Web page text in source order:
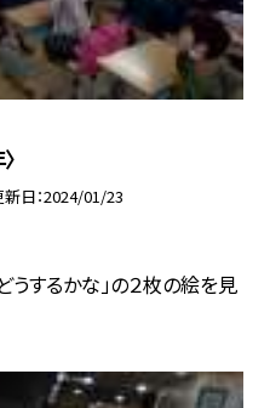
新日 2024/01/23
うするかな」の２枚の絵を見